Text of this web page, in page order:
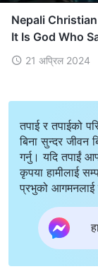
Nepali Christian
It Is God Who
21 अप्रिल 2024
तपाई र तपाईको
बिना सुन्दर जीवन
गर्नु। यदि तपाईं
कृपया हामीलाई
प्रभुको आगमनलाई